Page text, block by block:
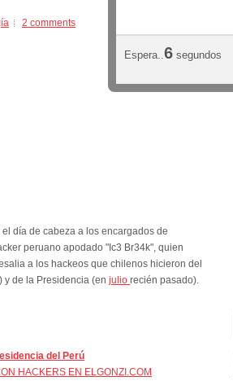
2 comments
día de cabeza a los encargados de
peruano apodado "Ic3 Br34k", quien
a los hackeos que chilenos hicieron del
y de la Presidencia (en julio recién pasado).
del Perú
HACKERS EN ELGONZI.COM